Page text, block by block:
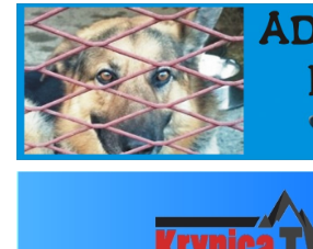
Adoptuj psa
krynica_tv